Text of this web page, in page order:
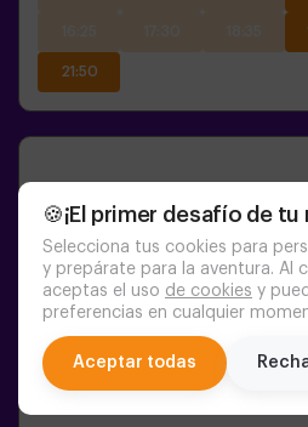
🍪¡El primer desafío de tu
Selecciona tus cookies para
y prepárate para la aventura. Al
aceptas el uso de cookies y
preferencias en cualquier
Aceptar todas
21:50